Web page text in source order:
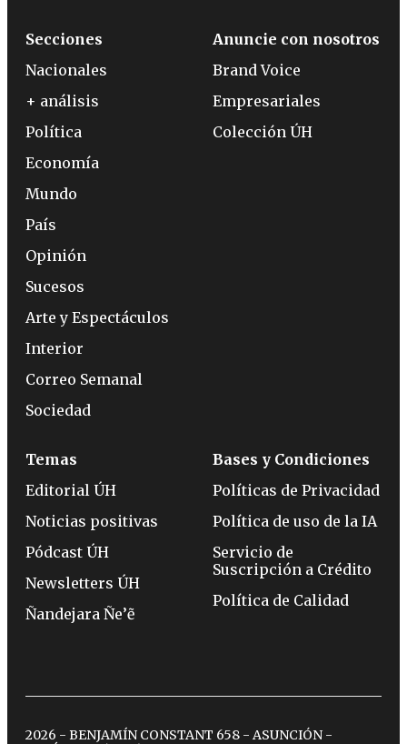
Secciones
Nacionales
+ análisis
Política
Economía
Mundo
País
Opinión
Sucesos
Arte y Espectáculos
Interior
Correo Semanal
Sociedad
Anuncie con nosotros
Brand Voice
Empresariales
Colección ÚH
Temas
Editorial ÚH
Noticias positivas
Pódcast ÚH
Newsletters ÚH
Ñandejara Ñe’ẽ
Bases y Condiciones
Políticas de Privacidad
Política de uso de la IA
Servicio de
Suscripción a Crédito
Política de Calidad
2026 - BENJAMÍN CONSTANT 658 - ASUNCIÓN -